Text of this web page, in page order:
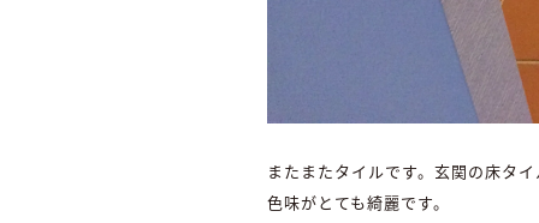
またまたタイルです。玄関の床タ
色味がとても綺麗です。